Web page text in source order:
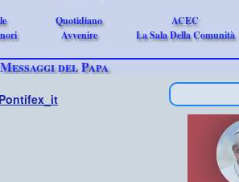
Quotidiano
Avvenire
ACEC
La Sala Della Comunità
del Papa